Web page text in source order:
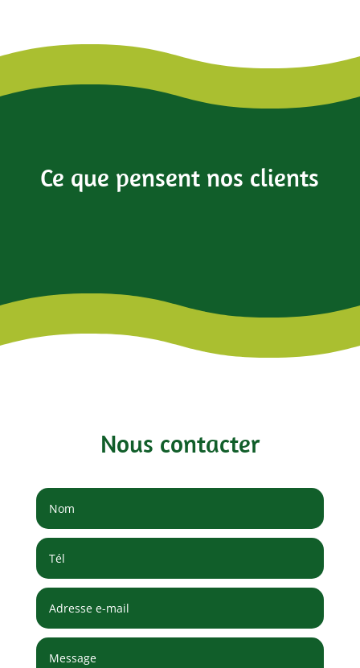
Ce que pensent nos clients
Nous contacter